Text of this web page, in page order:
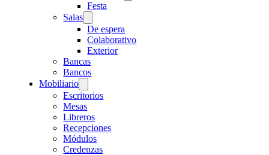
Festa
Salas
De espera
Colaborativo
Exterior
Bancas
Bancos
Mobiliario
Escritorios
Mesas
Libreros
Recepciones
Módulos
Credenzas